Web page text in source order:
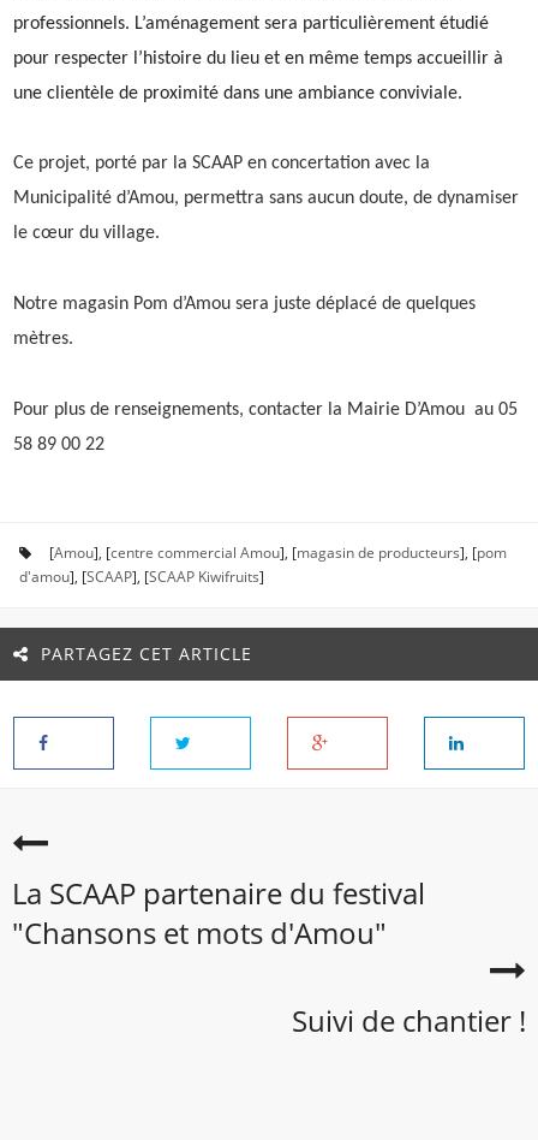
professionnels. L’aménagement sera particulièrement étudié
pour respecter l’histoire du lieu et en même temps accueillir à
une clientèle de proximité dans une ambiance conviviale.
Ce projet, porté par la SCAAP en concertation avec la
Municipalité d’Amou, permettra sans aucun doute, de dynamiser
le cœur du village.
Notre magasin Pom d’Amou sera juste déplacé de quelques
mètres.
Pour plus de renseignements, contacter la Mairie D’Amou au 05
58 89 00 22
[Amou], [centre commercial Amou], [magasin de producteurs], [pom
d'amou], [SCAAP], [SCAAP Kiwifruits]
PARTAGEZ CET ARTICLE
La SCAAP partenaire du festival
"Chansons et mots d'Amou"
Suivi de chantier !